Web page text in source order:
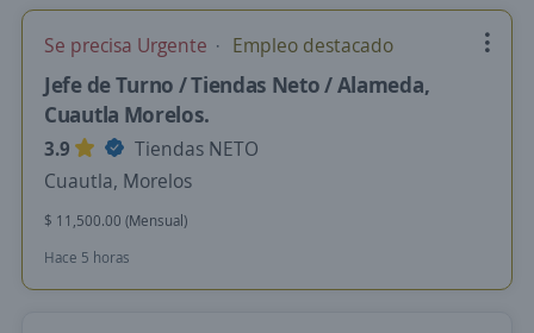
Se precisa Urgente Empleo destacado
Jefe de Turno / Tiendas Neto / Alameda,
Cuautla Morelos.
3.9
Tiendas NETO
Cuautla, Morelos
$ 11,500.00 (Mensual)
Hace 5 horas